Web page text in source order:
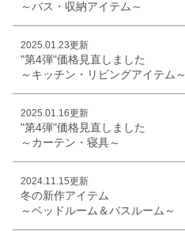
～バス・収納アイテム～
2025.01.23更新
"第4弾"価格見直しました
～キッチン・リビングアイテム～
2025.01.16更新
"第4弾"価格見直しました
～カーテン・寝具～
2024.11.15更新
冬の新作アイテム
～ベッドルーム＆バスルーム～